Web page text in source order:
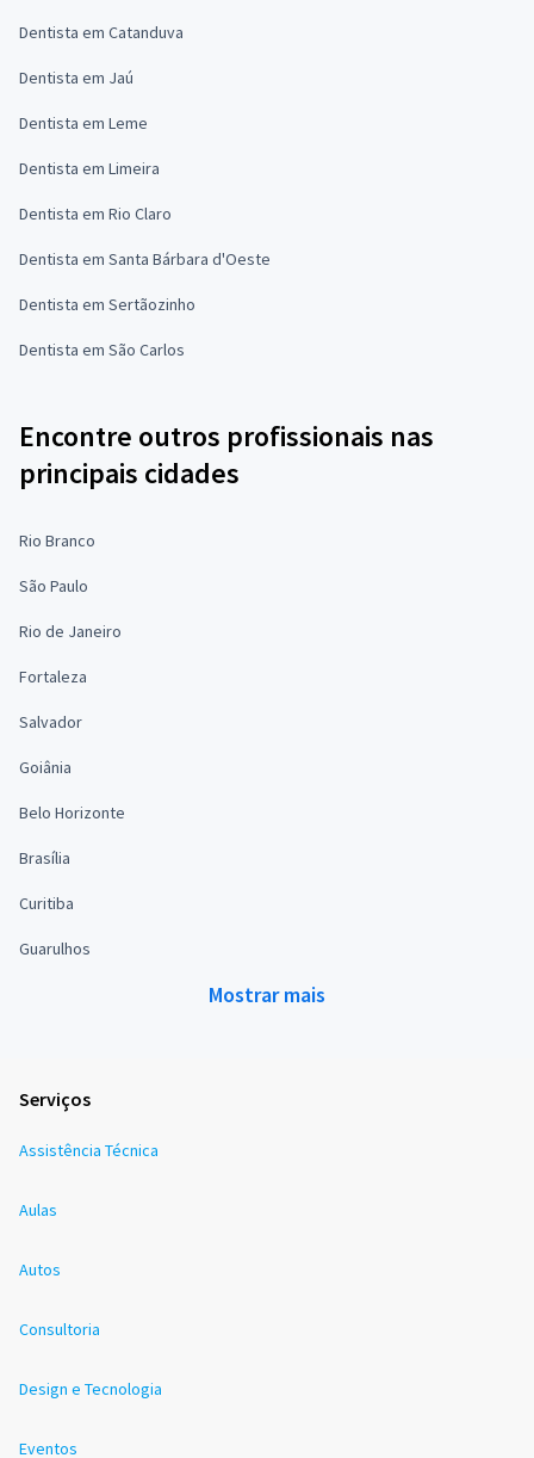
Dentista em Catanduva
Dentista em Jaú
Dentista em Leme
Dentista em Limeira
Dentista em Rio Claro
Dentista em Santa Bárbara d'Oeste
Dentista em Sertãozinho
Dentista em São Carlos
Encontre outros profissionais nas
principais cidades
Rio Branco
São Paulo
Rio de Janeiro
Fortaleza
Salvador
Goiânia
Belo Horizonte
Brasília
Curitiba
Guarulhos
Mostrar mais
Serviços
Assistência Técnica
Aulas
Autos
Consultoria
Design e Tecnologia
Eventos